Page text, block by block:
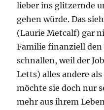
lieber ins glitzernde
gehen würde. Das
(Laurie Metcalf) gar
Familie finanziell den
schnallen, weil der
Letts) alles andere
möchte sie doch nur
mehr aus ihrem